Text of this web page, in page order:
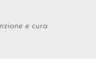
e cura